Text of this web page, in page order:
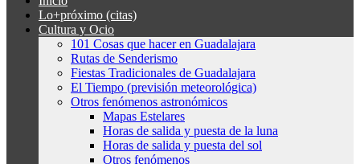
Lo+próximo (citas)
Cultura y Ocio
101 Cosas que hacer en Guadalajara
Rutas de Senderismo
Fiestas Tradicionales de Guadalajara
El Tiempo (previsión meteorológica)
Otros fenómenos astronómicos
Mapas Estelares
Horas de salida y puesta de la luna
Horas de salida y puesta del sol
Otros fenómenos